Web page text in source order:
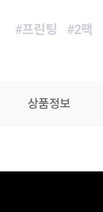
#프린팅 #2팩
상품정보